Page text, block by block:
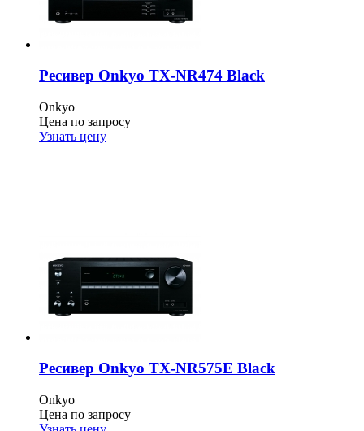
Ресивер Onkyo TX-NR474 Black
Onkyo
Цена по запросу
Узнать цену
Ресивер Onkyo TX-NR575E Black
Onkyo
Цена по запросу